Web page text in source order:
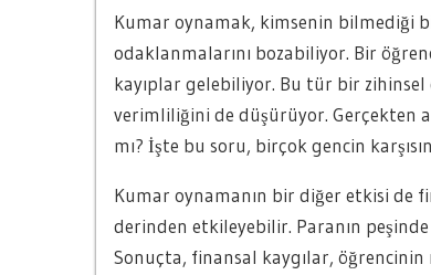
Kumar oynamak, kimsenin bilmediği
odaklanmalarını bozabiliyor. Bir
kayıplar gelebiliyor. Bu tür bir zihinsel
verimliliğini de düşürüyor. Gerçekten
mı? İşte bu soru, birçok gencin
Kumar oynamanın bir diğer etkisi de
derinden etkileyebilir. Paranın
Sonuçta, finansal kaygılar, öğrencinin